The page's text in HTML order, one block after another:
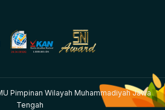
Pimpinan Wilayah Muhammadiyah Jawa
Tengah